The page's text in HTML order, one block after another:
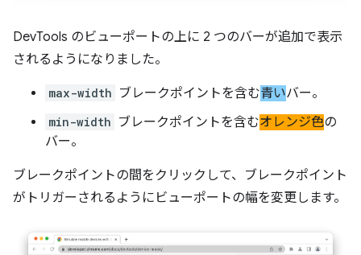
DevTools のビューポートの上に 2 つのバーが追加で表示
されるようになりました。
max-width ブレークポイントを含む青いバー。
min-width ブレークポイントを含むオレンジ色の
バー。
ブレークポイントの間をクリックして、ブレークポイント
がトリガーされるようにビューポートの幅を変更します。